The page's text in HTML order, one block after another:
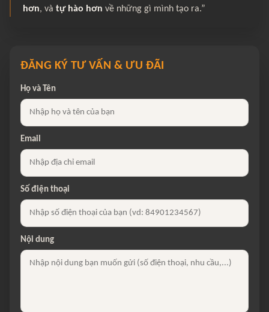
hơn, và tự hào hơn về những gì mình tạo ra.”
ĐĂNG KÝ TƯ VẤN & ƯU ĐÃI
Họ và Tên
Email
Số điện thoại
Nội dung